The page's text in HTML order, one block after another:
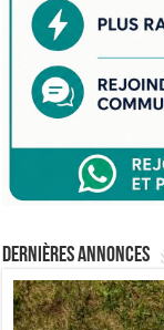
Dernières annonces